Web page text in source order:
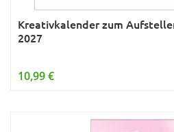
Was ist was
Was ist was; Städte
Young Adult
Kreativkalender zum
2027
10,99 €